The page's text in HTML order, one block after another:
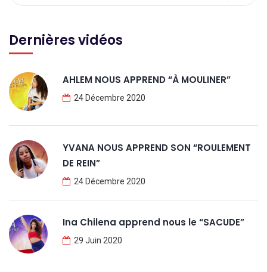
Dernières vidéos
AHLEM NOUS APPREND “À MOULINER”
24 Décembre 2020
YVANA NOUS APPREND SON “ROULEMENT
DE REIN”
24 Décembre 2020
Ina Chilena apprend nous le “SACUDE”
29 Juin 2020